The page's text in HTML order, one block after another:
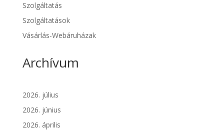
Szolgáltatás
Szolgáltatások
Vásárlás-Webáruházak
Archívum
2026. július
2026. június
2026. április